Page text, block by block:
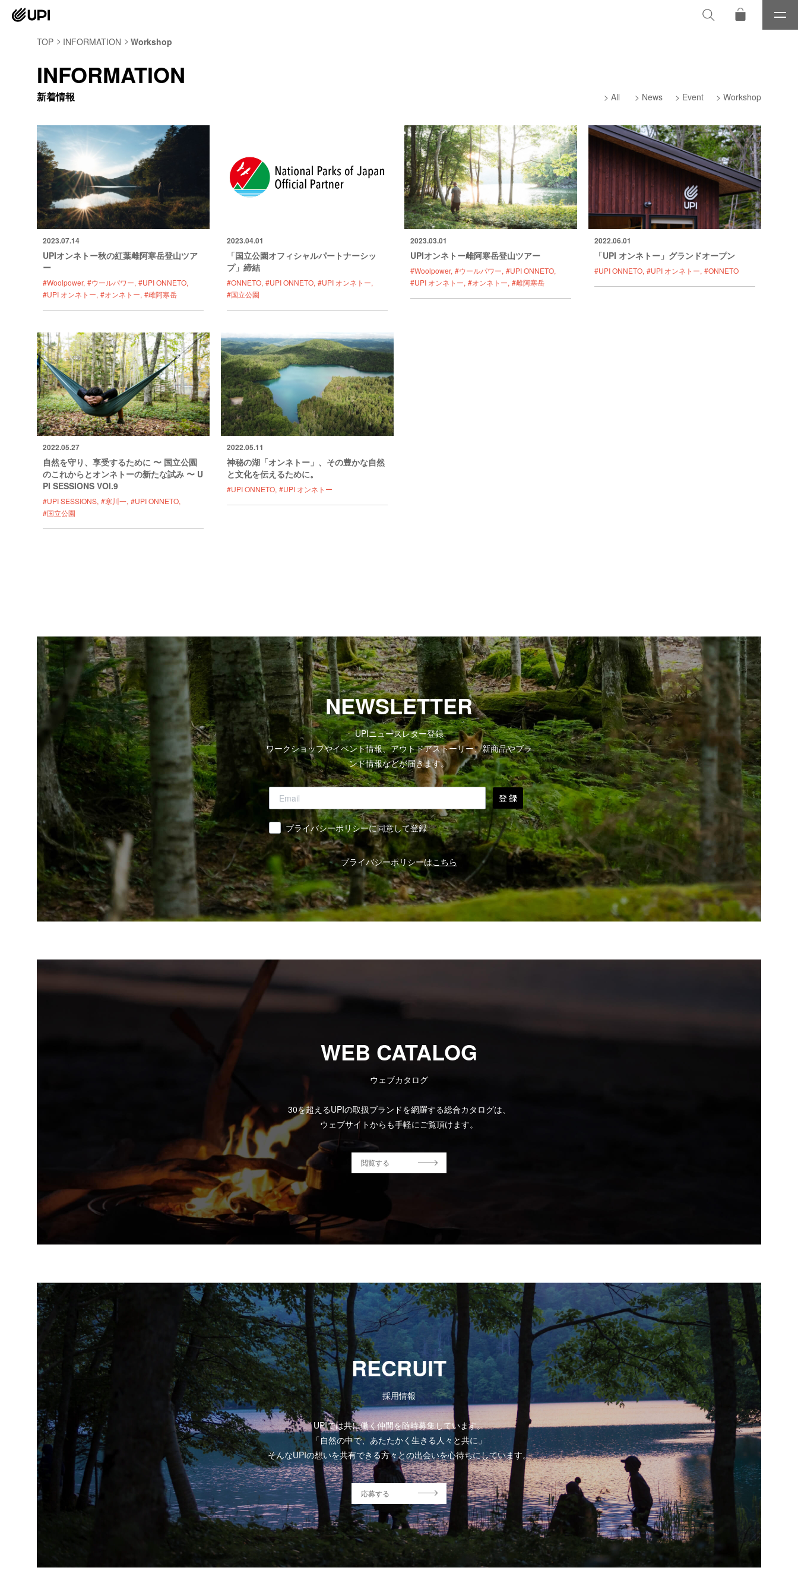
メ
ニ
TOP INFORMATION Workshop
INFORMATION
新着情報 All News Event Workshop
2023.07.14
UPIオンネトー秋の紅葉雌阿寒岳登山ツア
ー
#Woolpower #ウールパワー #UPI ONNETO
#UPI オンネトー #オンネトー #雌阿寒岳
2023.04.01
「国立公園オフィシャルパートナーシッ
プ」締結
#ONNETO #UPI ONNETO #UPI オンネトー
#国立公園
2023.03.01
UPIオンネトー雌阿寒岳登山ツアー
#Woolpower #ウールパワー #UPI ONNETO
#UPI オンネトー #オンネトー #雌阿寒岳
2022.06.01
「UPI オンネトー」グランドオープン
#UPI ONNETO #UPI オンネトー #ONNETO
2022.05.27
自然を守り、享受するために 〜 国立公園
のこれからとオンネトーの新たな試み 〜 U
PI SESSIONS VOl.9
#UPI SESSIONS #寒川一 #UPI ONNETO
#国立公園
2022.05.11
神秘の湖「オンネトー」、その豊かな自然
と文化を伝えるために。
#UPI ONNETO #UPI オンネトー
NEWSLETTER
UPIニュースレター登録
ワークショップやイベント情報、アウトドアストーリー、新商品やブラ
ンド情報などが届きます。
登 録
同意プライバシーポリシーに同意して登録
プライバシーポリシーはこちら
WEB CATALOG
ウェブカタログ
30を超えるUPIの取扱ブランドを網羅する総合カタログは、
ウェブサイトからも手軽にご覧頂けます。
閲覧する
RECRUIT
採用情報
UPIでは共に働く仲間を随時募集しています。
「自然の中で、あたたかく生きる人々と共に」
そんなUPIの想いを共有できる方々との出会いを心待ちにしています。
応募する